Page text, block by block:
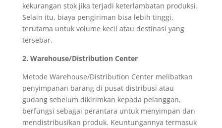
kekurangan stok jika terjadi keterlambatan produksi.
Selain itu, biaya pengiriman bisa lebih tinggi,
terutama untuk volume kecil atau destinasi yang
tersebar.
2. Warehouse/Distribution Center
Metode Warehouse/Distribution Center melibatkan
penyimpanan barang di pusat distribusi atau
gudang sebelum dikirimkan kepada pelanggan,
berfungsi sebagai perantara untuk menyimpan dan
mendistribusikan produk. Keuntungannya termasuk